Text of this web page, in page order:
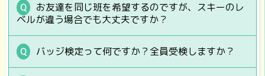
お友達を同じ班を希望するのですが、スキーのレ
ベルが違う場合でも大丈夫ですか？
バッジ検定って何ですか？全員受検しますか？